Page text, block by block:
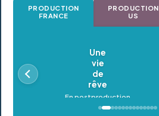
PRODUCTION
FRANCE
PRODUCTION
US
Oldeupe
En postproduction